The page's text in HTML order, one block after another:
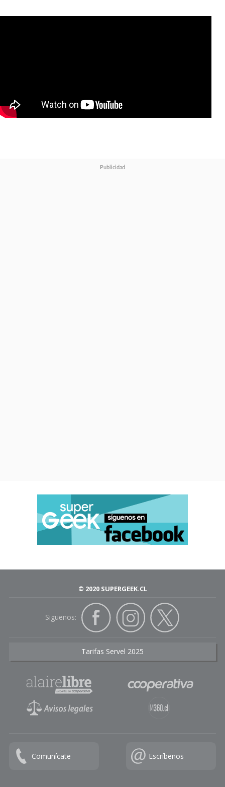
© 2020 SUPERGEEK.CL
Siguenos:
Tarifas Servel 2025
Comunícate Escríbenos